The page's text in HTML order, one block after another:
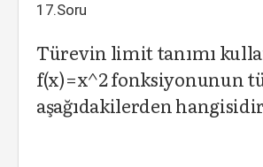
17.Soru
Türevin limit tanımı
f(x)=x^2 fonksiyonunun
aşağıdakilerden